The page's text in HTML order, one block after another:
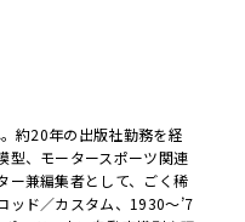
約20年の出版社勤務を経
型、モータースポーツ関連
ー兼編集者として、ごく稀
ッド／カスタム、1930〜’7